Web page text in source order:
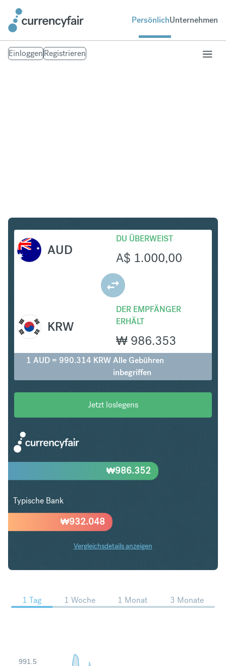
PersönlichUnternehmen
EinloggenRegistrieren
AUD
DU ÜBERWEIST
A$ 1.000,00
DER EMPFÄNGER
ERHÄLT
₩ 986.353
KRW
1 AUD = 990.314 KRWAlle Gebühren
inbegriffen
Jetzt loslegens
₩932.048
₩986.352
Typische Bank
Vergleichsdetails anzeigen
AUD in KRW Trends
1 Tag 1 Woche 1 Monat 3 Monate
991.5